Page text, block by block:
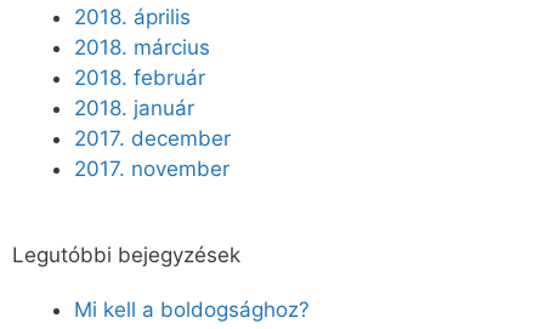
2018. április
2018. március
2018. február
2018. január
2017. december
2017. november
Legutóbbi bejegyzések
Mi kell a boldogsághoz?